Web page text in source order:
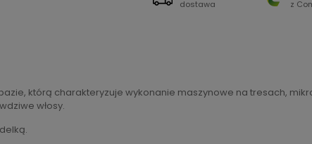
dostawa z
którą charakteryzuje wykonanie maszynowe na tresach,
włosy.